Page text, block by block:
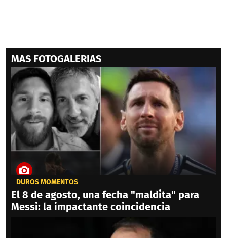
MAS FOTOGALERIAS
DUROS MOMENTOS
El 8 de agosto, una fecha "maldita" para
Messi: la impactante coincidencia